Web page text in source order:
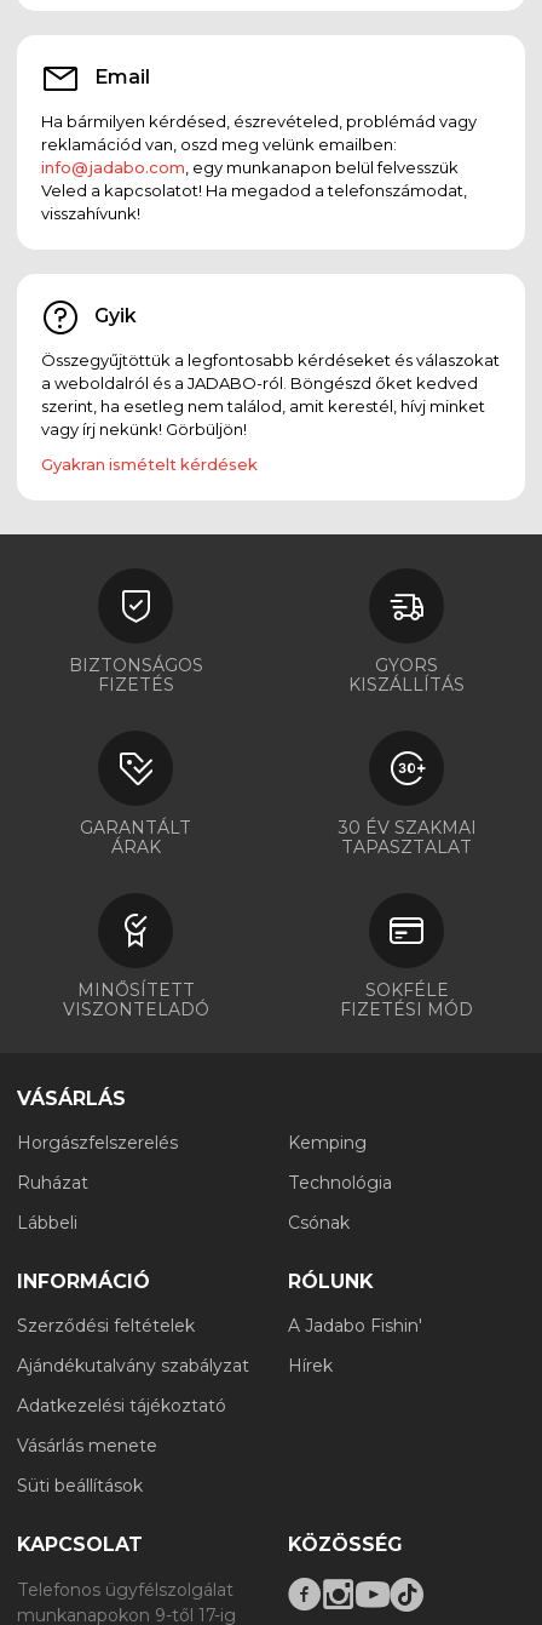
Email
Ha bármilyen kérdésed, észrevételed, problémád vagy
reklamációd van, oszd meg velünk emailben:
info@jadabo.com , egy munkanapon belül felvesszük
Veled a kapcsolatot! Ha megadod a telefonszámodat,
visszahívunk!
Gyik
Összegyűjtöttük a legfontosabb kérdéseket és válaszokat
a weboldalról és a JADABO-ról. Böngészd őket kedved
szerint, ha esetleg nem találod, amit kerestél, hívj minket
vagy írj nekünk! Görbüljön!
Gyakran ismételt kérdések
BIZTONSÁGOS
FIZETÉS
GYORS
KISZÁLLÍTÁS
GARANTÁLT
ÁRAK
30 ÉV SZAKMAI
TAPASZTALAT
MINŐSÍTETT
VISZONTELADÓ
SOKFÉLE
FIZETÉSI MÓD
VÁSÁRLÁS
Horgászfelszerelés
Ruházat
Lábbeli
Kemping
Technológia
Csónak
INFORMÁCIÓ
Szerződési feltételek
Ajándékutalvány szabályzat
Adatkezelési tájékoztató
Vásárlás menete
Süti beállítások
RÓLUNK
A Jadabo Fishin'
Hírek
KAPCSOLAT
Telefonos ügyfélszolgálat
munkanapokon 9-től 17-ig
KÖZÖSSÉG